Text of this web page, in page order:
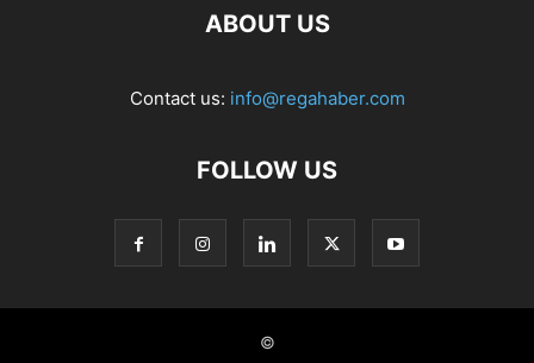
ABOUT US
Contact us: info@regahaber.com
FOLLOW US
©